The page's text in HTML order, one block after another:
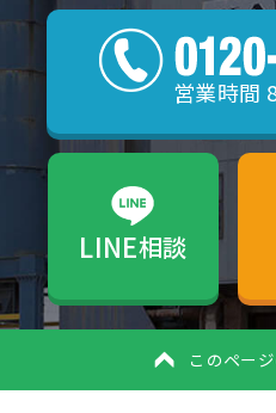
営業時間
LINE相談
このペー